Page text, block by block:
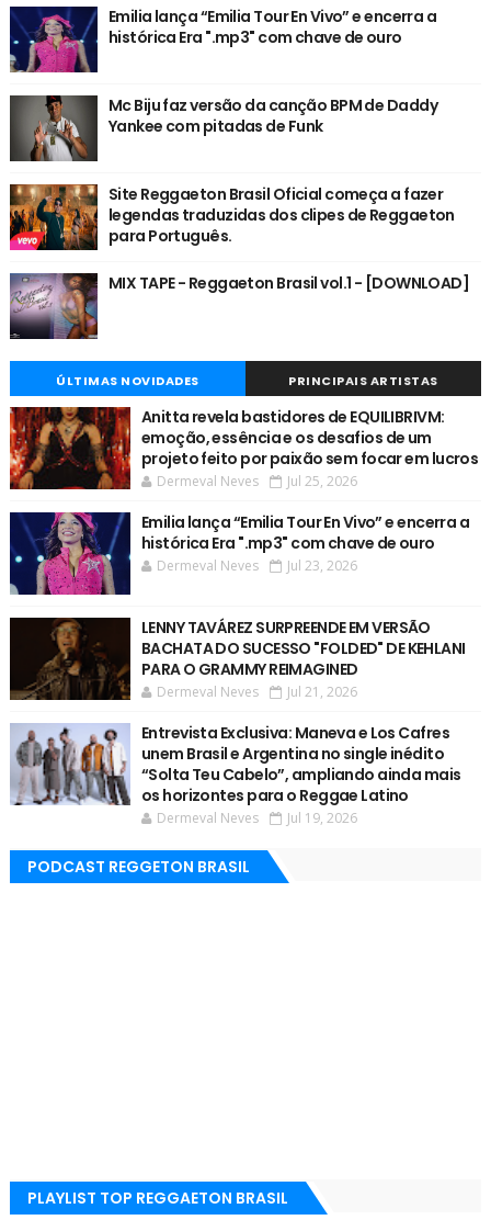
Emilia lança “Emilia Tour En Vivo” e encerra a
histórica Era ".mp3" com chave de ouro
Mc Biju faz versão da canção BPM de Daddy
Yankee com pitadas de Funk
Site Reggaeton Brasil Oficial começa a fazer
legendas traduzidas dos clipes de Reggaeton
para Português.
MIX TAPE - Reggaeton Brasil vol.1 - [DOWNLOAD]
ÚLTIMAS NOVIDADES PRINCIPAIS ARTISTAS
Anitta revela bastidores de EQUILIBRIVM:
emoção, essência e os desafios de um
projeto feito por paixão sem focar em lucros
Dermeval Neves Jul 25, 2026
Emilia lança “Emilia Tour En Vivo” e encerra a
histórica Era ".mp3" com chave de ouro
Dermeval Neves Jul 23, 2026
LENNY TAVÁREZ SURPREENDE EM VERSÃO
BACHATA DO SUCESSO "FOLDED" DE KEHLANI
PARA O GRAMMY REIMAGINED
Dermeval Neves Jul 21, 2026
Entrevista Exclusiva: Maneva e Los Cafres
unem Brasil e Argentina no single inédito
“Solta Teu Cabelo”, ampliando ainda mais
os horizontes para o Reggae Latino
Dermeval Neves Jul 19, 2026
PODCAST REGGETON BRASIL
PLAYLIST TOP REGGAETON BRASIL